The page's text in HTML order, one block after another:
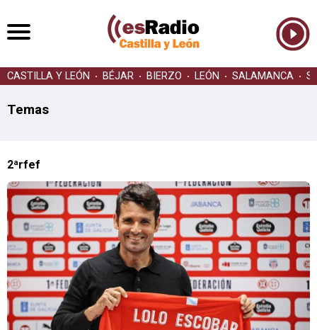
CASTILLA Y LEÓN BÉJAR BIERZO LEÓN SALAMANCA
Temas
2ªrfef